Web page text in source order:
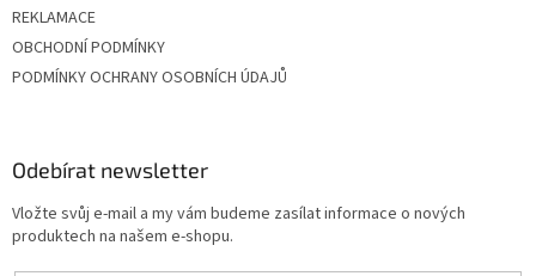
REKLAMACE
OBCHODNÍ PODMÍNKY
PODMÍNKY OCHRANY OSOBNÍCH ÚDAJŮ
Odebírat newsletter
Vložte svůj e-mail a my vám budeme zasílat informace o nových
produktech na našem e-shopu.